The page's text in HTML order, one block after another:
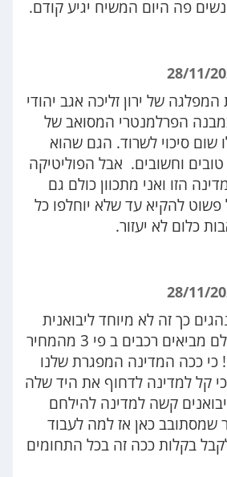
פה היום המשיח יגיע קודם.
של ירון זליכה אגב יהודי
הפרלמנטרי המסואב של
שום סיכוי לשרוד. הגם שהוא
וחשובים. אבל הפוליטיקה
הזו ואני מתכוון כולם גם
להקיא עד שלא יוחלפו כל
כלום לא יעזור.
כך זה לא מיוחד ליבואנית
קיה כולם כולל כולם מביאים רכבים ב פי 3 מהמחיר
כי ככה המדינה המפגרת שלנו
קל למדינה לדחוף את היד שלה
קשה למדינה להילחם
שמסתובב כאן אז למה לעבוד
בקלות ככה זה בכל התחומים